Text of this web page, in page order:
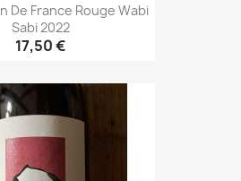
De France Rouge Wabi
Sabi 2022
17,50 €